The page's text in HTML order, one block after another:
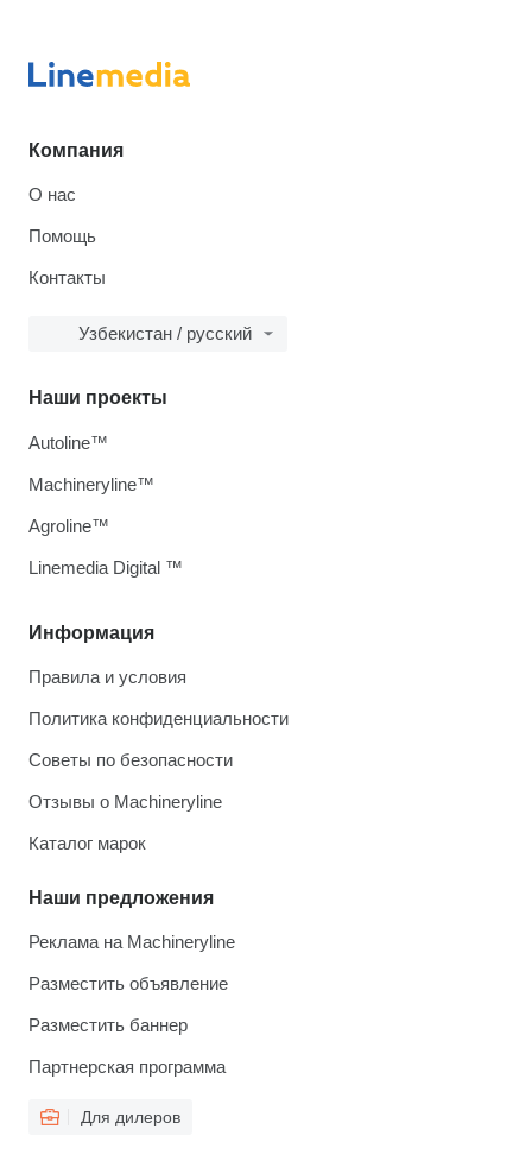
Компания
О нас
Помощь
Контакты
Узбекистан / русский
Информация
Правила и условия
Политика конфиденциальности
Советы по безопасности
Отзывы о Machineryline
Каталог марок
Наши предложения
Реклама на Machineryline
Разместить объявление
Разместить баннер
Партнерская программа
Для дилеров
Наши проекты
Autoline™
Machineryline™
Agroline™
Linemedia Digital ™